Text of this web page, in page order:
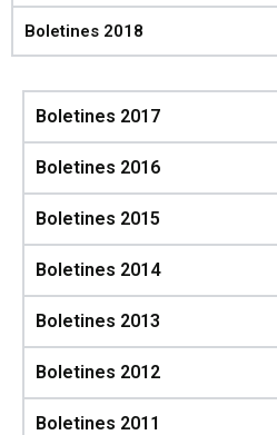
Boletines 2018
Boletines 2017
Boletines 2016
Boletines 2015
Boletines 2014
Boletines 2013
Boletines 2012
Boletines 2011